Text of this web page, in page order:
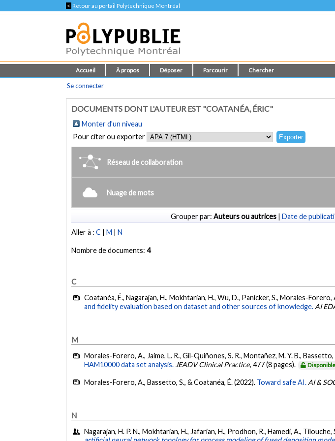
< Retour au portail Polytechnique Montréal
Accueil À propos Déposer Parcourir Chercher
Se connecter
DOCUMENTS DONT L'AUTEUR EST "COATANÉA, ÉRIC"
Monter d'un niveau
Pour citer ou exporter
Réseau de collaboration
Nuage de mots
Grouper par: Auteurs ou autrices | Date de
Aller à :C |M |N
Nombre de documents:4
C
Coatanéa, É., Nagarajan, H., Mokhtarian, H., Wu, D., Panicker, S., Morales-
and fidelity evaluation based on dataset and other sources of knowledge. AI
M
Morales-Forero, A., Jaime, L. R., Gil-Quiñones, S. R., Montañez, M. Y. B.,
HAM10000 data set analysis. JEADV Clinical Practice, 477 (8 pages). Disponible
Morales-Forero, A., Bassetto, S., & Coatanéa, É. (2022). Toward safe AI. AI &
N
Nagarajan, H. P. N., Mokhtarian, H., Jafarian, H., Prodhon, R., Hamedi, A.,